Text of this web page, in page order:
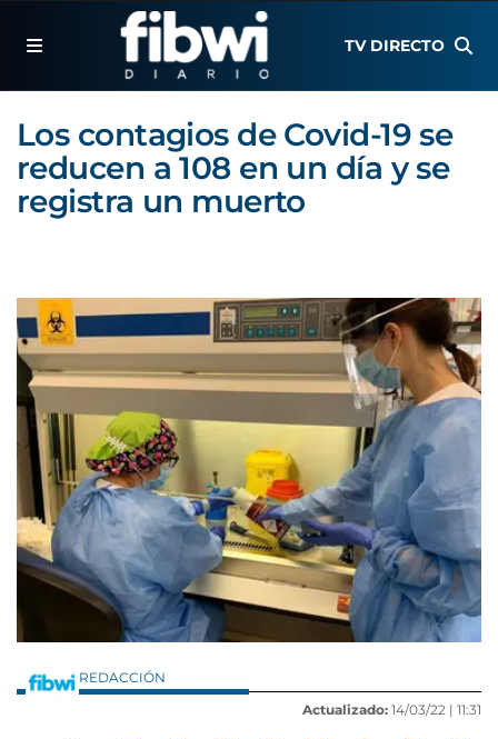
TV DIRECTO
Los contagios de Covid-19 se
reducen a 108 en un día y se
registra un muerto
REDACCIÓN
Actualizado: 14/03/22 | 11:31